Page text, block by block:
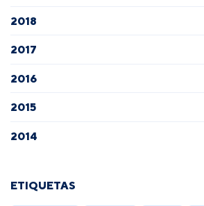
2018
2017
2016
2015
2014
ETIQUETAS